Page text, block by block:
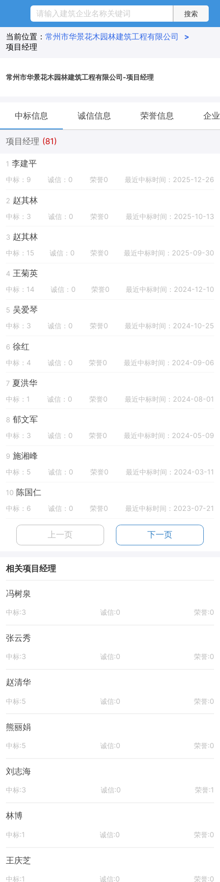
当前位置： 常州市华景花木园林建筑工程有限公司
>
项目经理
常州市华景花木园林建筑工程有限公司-项目经理
中标信息 诚信信息 荣誉信息 企
项目经理 (81)
1 李建平
中标：9 诚信：0 荣誉0 最近中标时间：2025-12-26
2 赵其林
中标：3 诚信：0 荣誉0 最近中标时间：2025-10-13
3 赵其林
中标：15 诚信：0 荣誉0 最近中标时间：2025-09-30
4 王菊英
中标：14 诚信：0 荣誉0 最近中标时间：2024-12-10
5 吴爱琴
中标：3 诚信：0 荣誉0 最近中标时间：2024-10-25
6 徐红
中标：4 诚信：0 荣誉0 最近中标时间：2024-09-06
7 夏洪华
中标：1 诚信：0 荣誉0 最近中标时间：2024-08-01
8 郁文军
中标：3 诚信：0 荣誉0 最近中标时间：2024-05-09
9 施湘峰
中标：5 诚信：0 荣誉0 最近中标时间：2024-03-11
10 陈国仁
中标：6 诚信：0 荣誉0 最近中标时间：2023-07-21
上一页 下一页
相关项目经理
冯树泉
中标:3 诚信:0 荣誉:0
张云秀
中标:3 诚信:0 荣誉:0
赵清华
中标:5 诚信:0 荣誉:0
熊丽娟
中标:5 诚信:0 荣誉:0
刘志海
中标:3 诚信:0 荣誉:1
林博
中标:1 诚信:0 荣誉:0
王庆芝
中标:1 诚信:0 荣誉:0